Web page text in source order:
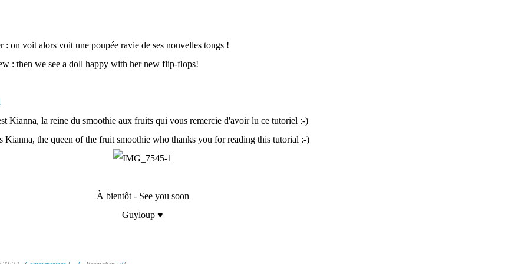
: on voit alors voit une poupée ravie de ses nouvelles tongs !
: then we see a doll happy with her new flip-flops!
Kianna, la reine du smoothie aux fruits qui vous remercie d'avoir lu ce tutoriel :-)
Kianna, the queen of the fruit smoothie who thanks you for reading this tutorial :-)
À bientôt - See you soon
Guyloup ♥